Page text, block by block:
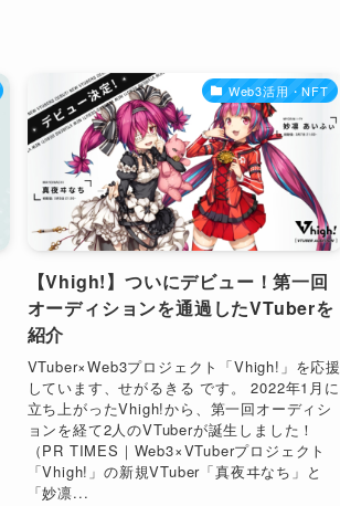
Web3活用・NFT
【Vhigh!】ついにデビュー！第一回
オーディションを通過したVTuberを
紹介
VTuber×Web3プロジェクト「Vhigh!」を応援
しています、せがるきる です。 2022年1月に
立ち上がったVhigh!から、第一回オーディシ
ョンを経て2人のVTuberが誕生しました！
（PR TIMES｜Web3×VTuberプロジェクト
「Vhigh!」の新規VTuber「真夜ヰなち」と
「妙凛...